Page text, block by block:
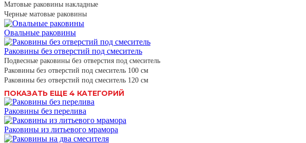
Матовые раковины накладные
Черные матовые раковины
Овальные раковины
Раковины без отверстий под смеситель
Подвесные раковины без отверстия под смеситель
Раковины без отверстий под смеситель 100 см
Раковины без отверстий под смеситель 120 см
ПОКАЗАТЬ ЕЩЕ 4 КАТЕГОРИЙ
Раковины без перелива
Раковины из литьевого мрамора